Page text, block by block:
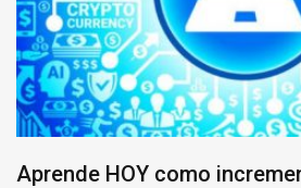
Aprende HOY como